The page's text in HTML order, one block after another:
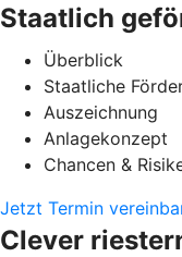
Staatlich
Überblick
Staatliche
Auszeichnung
Anlagekonzept
Chancen &
Jetzt Termin
Clever